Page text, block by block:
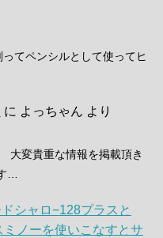
てペンシルとして使ってヒ
に よっちゃん より
大変貴重な情報を掲載頂き
…
シャロ−128プラスと
ノーを使いこなすとサ